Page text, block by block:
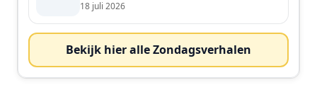
18 juli 2026
Bekijk hier alle Zondagsverhalen